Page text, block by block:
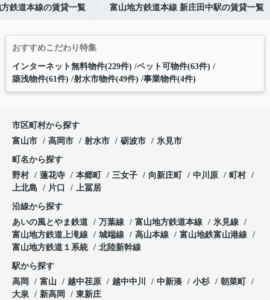
鉄道本線の賃貸一覧 富山地方鉄道本線 新庄田中駅の賃貸一覧
おすすめこだわり特集
インターネット無料物件(229件) ペット可物件(63件)
築浅物件(61件) 射水市物件(49件) 事業物件(4件)
市区町村から探す
富山市
高岡市 射水市 砺波市 氷見市
町名から探す
野村
蓮花寺 本郷町 三女子 向新庄町 中川原
町村
上北島
片口 上冨居
沿線から探す
あいの風とやま鉄道
万葉線 富山地方鉄道本線
氷見線
富山地方鉄道上滝線
城端線 高山本線
富山地鉄富山港線
富山地方鉄道１系統
北陸新幹線
駅から探す
高岡
富山 越中荏原 越中中川 中新湊 小杉
朝菜町
大泉
新高岡 東新庄